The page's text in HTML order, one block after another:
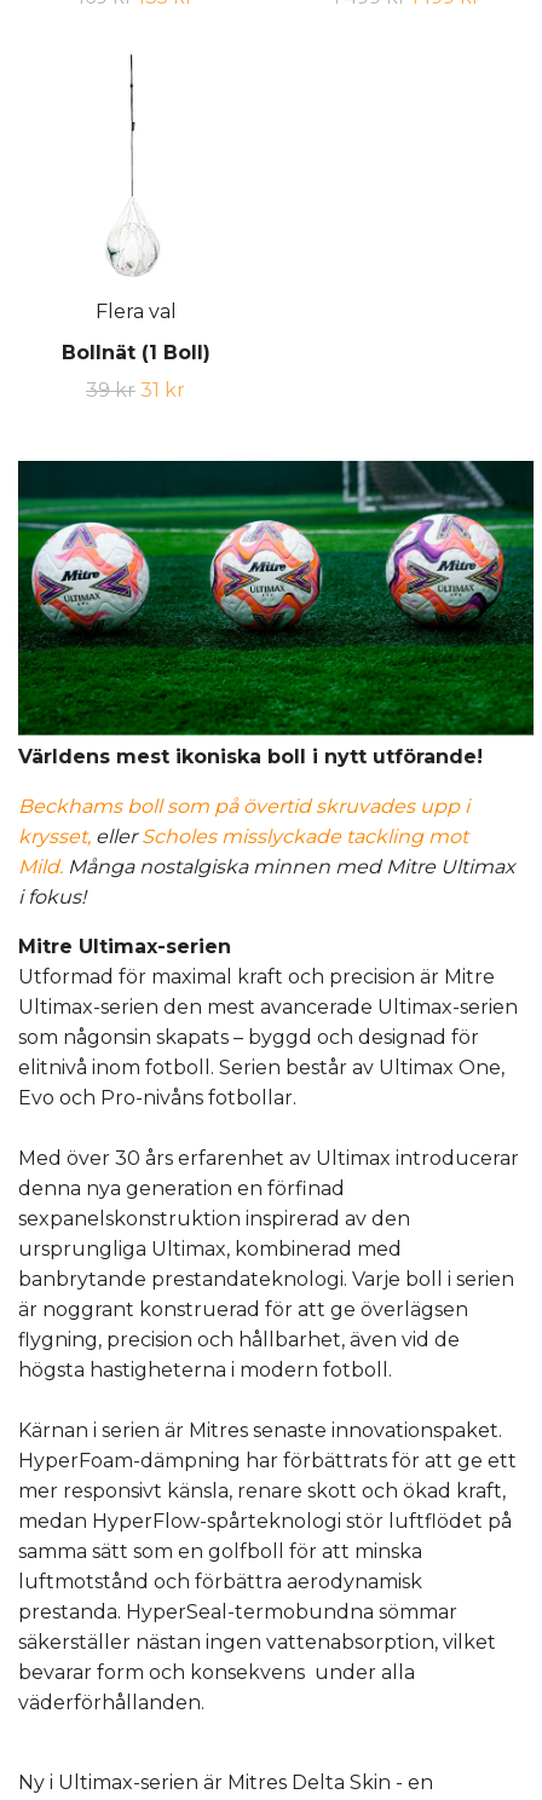
Flera val
Bollnät (1 Boll)
39 kr 31 kr
Världens mest ikoniska boll i nytt utförande!
Beckhams boll som på övertid skruvades upp i
krysset, eller Scholes misslyckade tackling mot
Mild. Många nostalgiska minnen med Mitre Ultimax
i fokus!
Mitre Ultimax-serien
Utformad för maximal kraft och precision är Mitre
Ultimax-serien den mest avancerade Ultimax-serien
som någonsin skapats – byggd och designad för
elitnivå inom fotboll. Serien består av Ultimax One,
Evo och Pro-nivåns fotbollar.
Med över 30 års erfarenhet av Ultimax introducerar
denna nya generation en förfinad
sexpanelskonstruktion inspirerad av den
ursprungliga Ultimax, kombinerad med
banbrytande prestandateknologi. Varje boll i serien
är noggrant konstruerad för att ge överlägsen
flygning, precision och hållbarhet, även vid de
högsta hastigheterna i modern fotboll.
Kärnan i serien är Mitres senaste innovationspaket.
HyperFoam-dämpning har förbättrats för att ge ett
mer responsivt känsla, renare skott och ökad kraft,
medan HyperFlow-spårteknologi stör luftflödet på
samma sätt som en golfboll för att minska
luftmotstånd och förbättra aerodynamisk
prestanda. HyperSeal-termobundna sömmar
säkerställer nästan ingen vattenabsorption, vilket
bevarar form och konsekvens under alla
väderförhållanden.
Ny i Ultimax-serien är Mitres Delta Skin - en